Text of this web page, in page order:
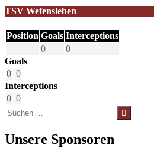
TSV Wefensleben
Position Goals Interceptions
0
0
Goals
0 0
Interceptions
0 0
Suchen
nach:
Unsere Sponsoren